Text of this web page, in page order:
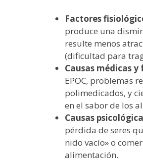
Factores
produce una
resulte menos
(dificultad para
Causas médicas
EPOC, problemas
polimedicados, y
en el sabor de los
Causas
pérdida de seres
nido vacío» o
alimentación.